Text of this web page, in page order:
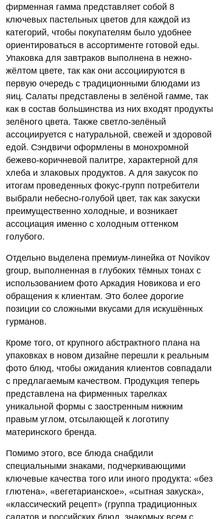
фирменная гамма представляет собой 8
ключевых пастельных цветов для каждой из
категорий, чтобы покупателям было удобнее
ориентироваться в ассортименте готовой еды.
Упаковка для завтраков выполнена в нежно-
жёлтом цвете, так как они ассоциируются в
первую очередь с традиционными блюдами из
яиц. Салаты представлены в зелёной гамме, так
как в состав большинства из них входят продукты
зелёного цвета. Также светло-зелёный
ассоциируется с натуральной, свежей и здоровой
едой. Сэндвичи оформлены в монохромной
бежево-коричневой палитре, характерной для
хлеба и злаковых продуктов. А для закусок по
итогам проведенных фокус-групп потребители
выбрали небесно-голубой цвет, так как закуски
преимущественно холодные, и возникает
ассоциация именно с холодным оттенком
голубого.
Отдельно выделена премиум-линейка от Novikov
group, выполненная в глубоких тёмных тонах с
использованием фото Аркадия Новикова и его
обращения к клиентам. Это более дорогие
позиции со сложными вкусами для искушённых
гурманов.
Кроме того, от крупного абстрактного плана на
упаковках в новом дизайне перешли к реальным
фото блюд, чтобы ожидания клиентов совпадали
с предлагаемым качеством. Продукция теперь
представлена на фирменных тарелках
уникальной формы с заостренным нижним
правым углом, отсылающей к логотипу
материнского бренда.
Помимо этого, все блюда снабдили
специальными знаками, подчеркивающими
ключевые качества того или иного продукта: «без
глютена», «вегетарианское», «сытная закуска»,
«классический рецепт» (группа традиционных